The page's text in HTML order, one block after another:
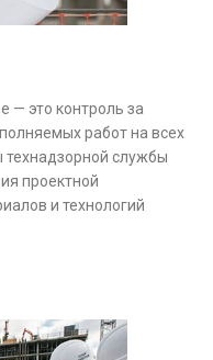
— это контроль за
работ на всех
технадзорной службы
проектной
и технологий